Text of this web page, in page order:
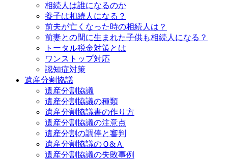
相続人は誰になるのか
養子は相続人になる？
前夫が亡くなった時の相続人は？
前妻との間に生まれた子供も相続人になる？
トータル税金対策とは
ワンストップ対応
認知症対策
遺産分割協議
遺産分割協議
遺産分割協議の種類
遺産分割協議書の作り方
遺産分割協議の注意点
遺産分割の調停と審判
遺産分割協議のＱ&Ａ
遺産分割協議の失敗事例